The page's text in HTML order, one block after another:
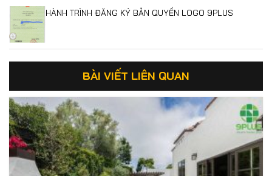
HÀNH TRÌNH ĐĂNG KÝ BẢN QUYỀN LOGO 9PLUS
BÀI VIẾT LIÊN QUAN